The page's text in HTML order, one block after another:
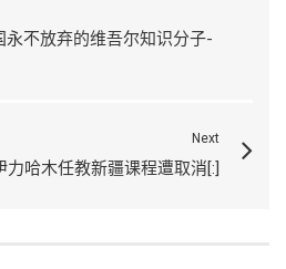
永不放弃的维吾尔知识分子-
Next
力哈木任教新疆课程遭取消[:]